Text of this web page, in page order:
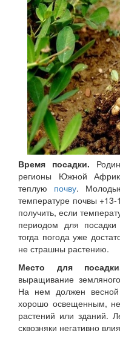
Время посадки.
регионы Южной
теплую почву.
температуре почвы
получить, если
периодом для
тогда погода уже
не страшны растению.
Место для
выращивание
На нем должен
хорошо освещенным,
растений или зданий.
сквозняки негативно